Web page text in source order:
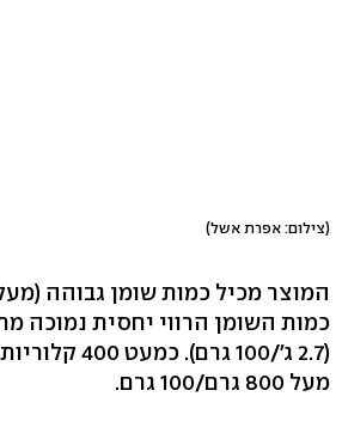
(צילום: אפרת אשל)
כמות השומן הרווי יחסית נמוכה
מעל 800 גרם/100 גרם.